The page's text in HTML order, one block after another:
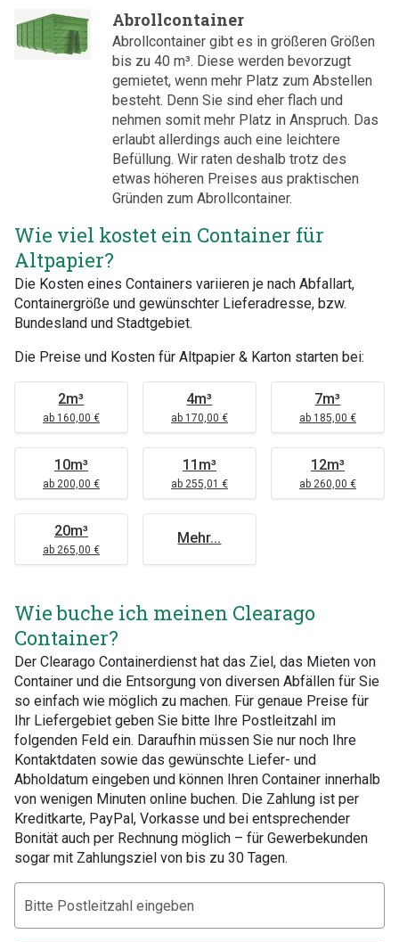
Abrollcontainer
Abrollcontainer gibt es in größeren Größen
bis zu 40 m³. Diese werden bevorzugt
gemietet, wenn mehr Platz zum Abstellen
besteht. Denn Sie sind eher flach und
nehmen somit mehr Platz in Anspruch. Das
erlaubt allerdings auch eine leichtere
Befüllung. Wir raten deshalb trotz des
etwas höheren Preises aus praktischen
Gründen zum Abrollcontainer.
Wie viel kostet ein Container für
Altpapier?
Die Kosten eines Containers variieren je nach Abfallart,
Containergröße und gewünschter Lieferadresse, bzw.
Bundesland und Stadtgebiet.
Die Preise und Kosten für Altpapier & Karton starten bei:
2m³
ab 160,00 €
4m³
ab 170,00 €
7m³
ab 185,00 €
10m³
ab 200,00 €
11m³
ab 255,01 €
12m³
ab 260,00 €
20m³
ab 265,00 €
Mehr...
Wie buche ich meinen Clearago
Container?
Der Clearago Containerdienst hat das Ziel, das Mieten von
Container und die Entsorgung von diversen Abfällen für Sie
so einfach wie möglich zu machen. Für genaue Preise für
Ihr Liefergebiet geben Sie bitte Ihre Postleitzahl im
folgenden Feld ein. Daraufhin müssen Sie nur noch Ihre
Kontaktdaten sowie das gewünschte Liefer- und
Abholdatum eingeben und können Ihren Container innerhalb
von wenigen Minuten online buchen. Die Zahlung ist per
Kreditkarte, PayPal, Vorkasse und bei entsprechender
Bonität auch per Rechnung möglich – für Gewerbekunden
sogar mit Zahlungsziel von bis zu 30 Tagen.